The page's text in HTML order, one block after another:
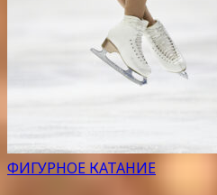
ФИГУРНОЕ КАТАНИЕ